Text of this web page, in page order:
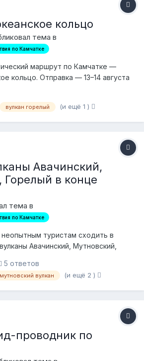
кольцо
тема в
по Камчатке
маршрут по Камчатке —
кольцо. Отправка — 13–14 августа
варианты с вашими
с материка. Какова будет
— первый день. Петроп...
вулкан горелый (и ещё 1 )
Авачинский,
Горелый в конце
тема в
по Камчатке
туристам сходить в
Авачинский, Мутновский,
5 ответов
мутновский вулкан (и ещё 2 )
проводник по